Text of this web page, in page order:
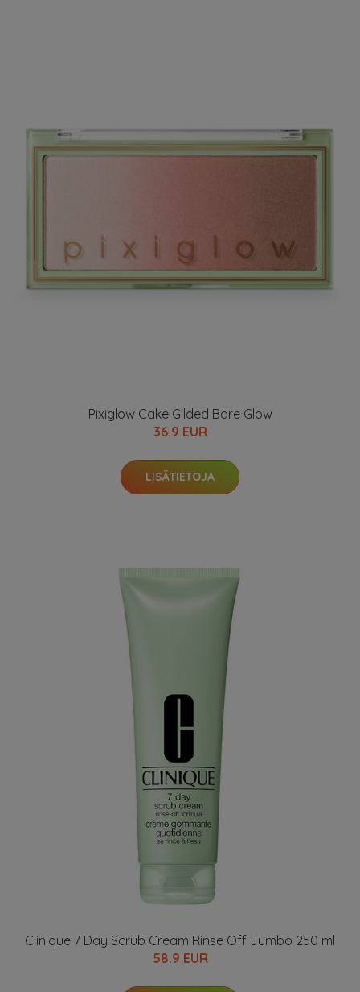
Pixiglow Cake Gilded Bare Glow
36.9 EUR
LISÄTIETOJA
Clinique 7 Day Scrub Cream Rinse Off Jumbo 250 ml
58.9 EUR